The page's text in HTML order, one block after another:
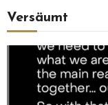
Versäumt